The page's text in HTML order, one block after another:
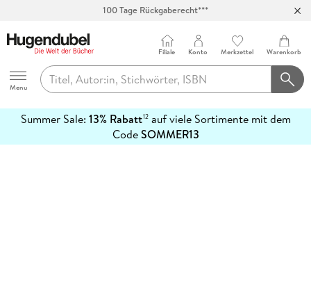
100 Tage Rückgaberecht***
Hugendubel
Menu
Filiale Konto Merkzettel Warenkorb
Summer Sale: 13% Rabatt12auf viele Sortimente mit dem
CodeSOMMER13
erfahren